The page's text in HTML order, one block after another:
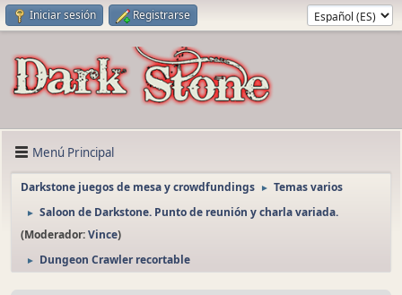
Iniciar sesión Registrarse
Menú Principal
Darkstone juegos de mesa y crowdfundings ► Temas varios
►
Saloon de Darkstone. Punto de reunión y charla variada.
(Moderador:Vince)
► Dungeon Crawler recortable